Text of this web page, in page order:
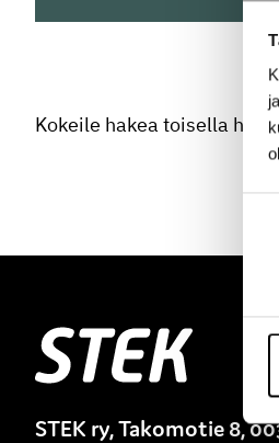
Kokeile hakea toisella
Stek
STEK ry, Takomotie 8,